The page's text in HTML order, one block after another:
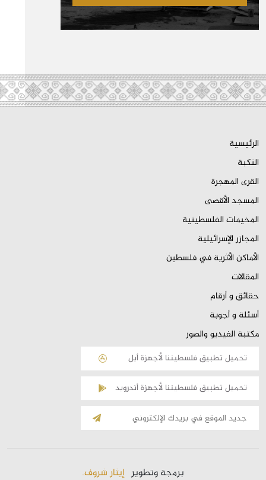
الرئيسية
النكبة
القرى المهجرة
المسجد الأقصى
المخيمات الفلسطينية
المجازر الإسرائيلية
الأماكن الأثرية في فلسطين
المقالات
حقائق و أرقام
أسئلة و أجوبة
مكتبة الفيديو والصور
تحميل تطبيق فلسطيننا لأجهزة أبل
تحميل تطبيق فلسطيننا لأجهزة أندرويد
برمجة وتطويرإيثار شروف.